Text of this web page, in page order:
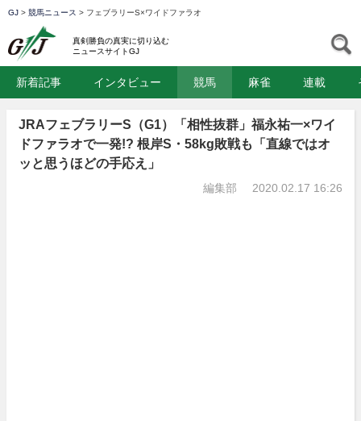
GJ > 競馬ニュース > フェブラリーS×ワイドファラオ
真剣勝負の真実に切り込む
ニュースサイトGJ
新着記事 インタビュー 競馬 麻雀 連載
JRAフェブラリーS（G1）「相性抜群」福永祐一×ワイ
ドファラオで一発!? 根岸S・58kg敗戦も「直線ではオ
ッと思うほどの手応え」
編集部 2020.02.17 16:26